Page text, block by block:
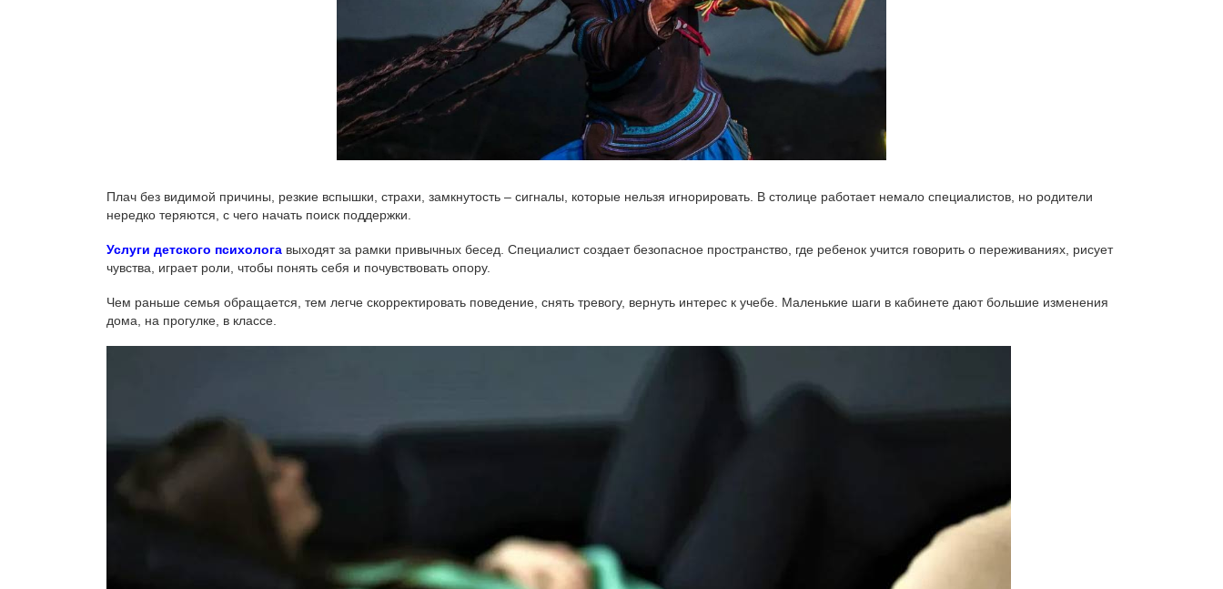
Плач без видимой причины, резкие вспышки, страхи, замкнутость – сигналы, которые нельзя игнорировать. В столице работает немало специалистов, но родители
нередко теряются, с чего начать поиск поддержки.
Услуги детского психолога выходят за рамки привычных бесед. Специалист создает безопасное пространство, где ребенок учится говорить о переживаниях, рисует
чувства, играет роли, чтобы понять себя и почувствовать опору.
Чем раньше семья обращается, тем легче скорректировать поведение, снять тревогу, вернуть интерес к учебе. Маленькие шаги в кабинете дают большие изменения
дома, на прогулке, в классе.